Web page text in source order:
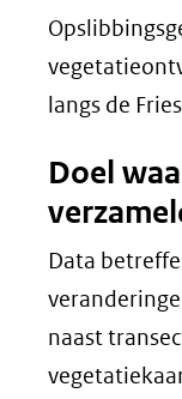
langs de
Doel
Data
naast